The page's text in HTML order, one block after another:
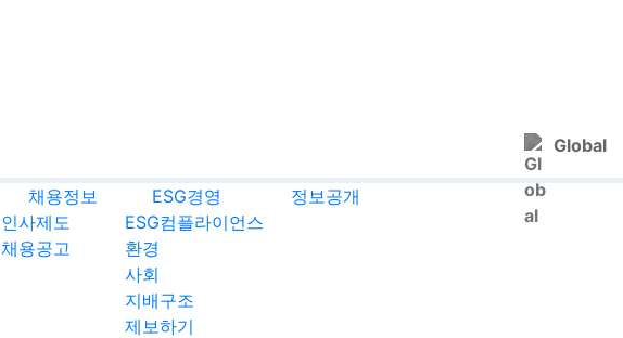
Global
채용정보
인사제도
채용공고
ESG경영
ESG컴플라이언스
환경
사회
지배구조
제보하기
정보공개